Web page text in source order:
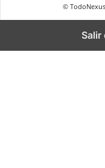
©
Salir